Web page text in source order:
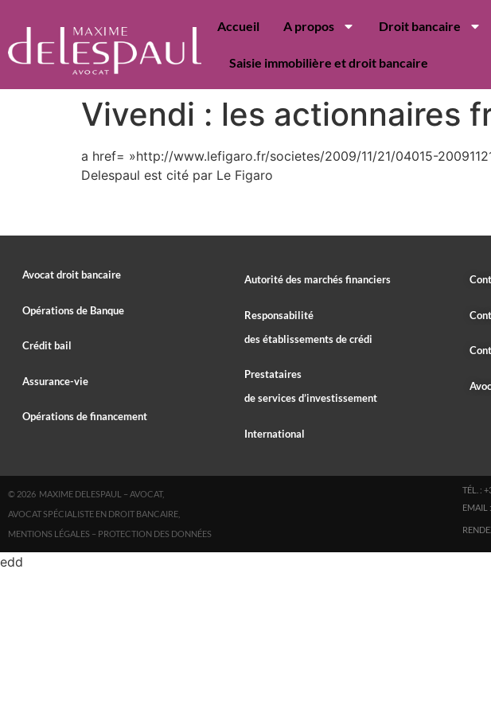
Accueil A propos Droit bancaire
Saisie immobilière et droit bancaire
Vivendi : les actionnaires
a href= »http://www.lefigaro.fr/societes/2009/11/21/04015-
Delespaul est cité par Le Figaro
Avocat droit bancaire
Opérations de Banque
Crédit bail
Assurance-vie
Opérations de financement
Autorité des marchés financiers
Responsabilité
des établissements de crédi
Prestataires
de services d’investissement
International
© 2026 MAXIME DELESPAUL – AVOCAT,
AVOCAT SPÉCIALISTE EN DROIT BANCAIRE,
MENTIONS LÉGALES – PROTECTION DES DONNÉES
TÉL. :
EMAIL
edd